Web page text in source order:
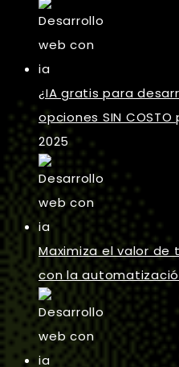
¿IA gratis para
opciones SIN
2025
Maximiza el valor
con la